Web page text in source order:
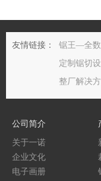
友情链接： 锯王—全数
定制锯切
整厂解决
公司简介
关于一诺
企业文化
电子画册